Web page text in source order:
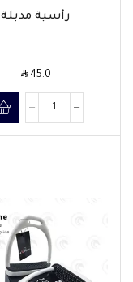
الرأسيات والمقاود
رأسية مدبلة
SAR45.0